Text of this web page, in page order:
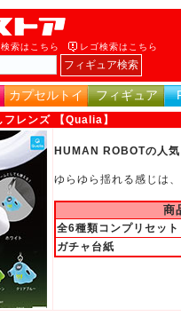
索はこちら レゴ検索はこちら
カプセルトイ フィギュア
レンズ 【Qualia】
HUMAN ROBOTの人
ゆらゆら揺れる感じは
商
全6種類コンプリセット
ガチャ台紙